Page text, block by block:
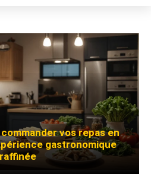
vos repas en
gastronomique
raffinée